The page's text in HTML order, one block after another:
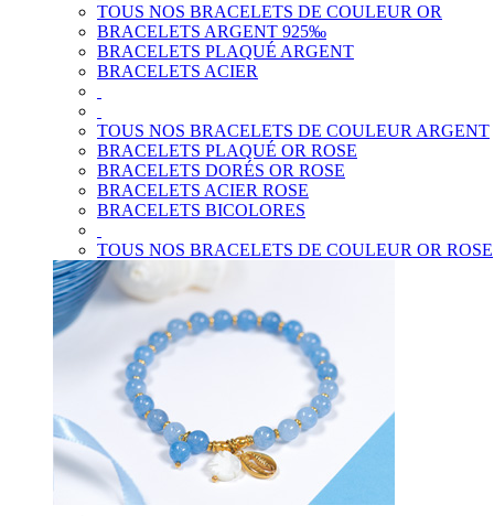
TOUS NOS BRACELETS DE COULEUR OR
BRACELETS ARGENT 925‰
BRACELETS PLAQUÉ ARGENT
BRACELETS ACIER
TOUS NOS BRACELETS DE COULEUR ARGENT
BRACELETS PLAQUÉ OR ROSE
BRACELETS DORÉS OR ROSE
BRACELETS ACIER ROSE
BRACELETS BICOLORES
TOUS NOS BRACELETS DE COULEUR OR ROSE